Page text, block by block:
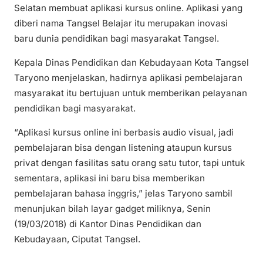
Selatan membuat aplikasi kursus online. Aplikasi yang
diberi nama Tangsel Belajar itu merupakan inovasi
baru dunia pendidikan bagi masyarakat Tangsel.
Kepala Dinas Pendidikan dan Kebudayaan Kota Tangsel
Taryono menjelaskan, hadirnya aplikasi pembelajaran
masyarakat itu bertujuan untuk memberikan pelayanan
pendidikan bagi masyarakat.
“Aplikasi kursus online ini berbasis audio visual, jadi
pembelajaran bisa dengan listening ataupun kursus
privat dengan fasilitas satu orang satu tutor, tapi untuk
sementara, aplikasi ini baru bisa memberikan
pembelajaran bahasa inggris,” jelas Taryono sambil
menunjukan bilah layar gadget miliknya, Senin
(19/03/2018) di Kantor Dinas Pendidikan dan
Kebudayaan, Ciputat Tangsel.